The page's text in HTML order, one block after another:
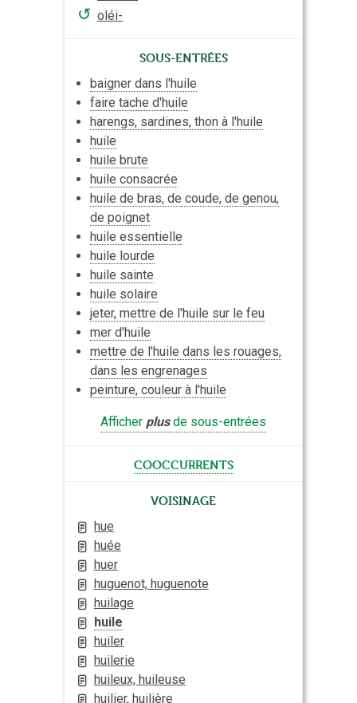
↺ oléi-
Sous-entrées
baigner dans l'huile
faire tache d'huile
harengs, sardines, thon à l'huile
huile
huile brute
huile consacrée
huile de bras, de coude, de genou,
de poignet
huile essentielle
huile lourde
huile sainte
huile solaire
jeter, mettre de l'huile sur le feu
mer d'huile
mettre de l'huile dans les rouages,
dans les engrenages
peinture, couleur à l'huile
Afficher plusde sous-entrées
cooccurrents
Voisinage
hue
huée
huer
huguenot, huguenote
huilage
huile
huiler
huilerie
huileux, huileuse
huilier, huilière